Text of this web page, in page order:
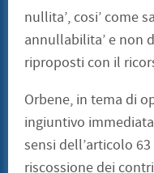
nullita’, cosi’ come
annullabilita’ e non
riproposti con il
Orbene, in tema di
ingiuntivo
sensi dell’articolo
riscossione dei